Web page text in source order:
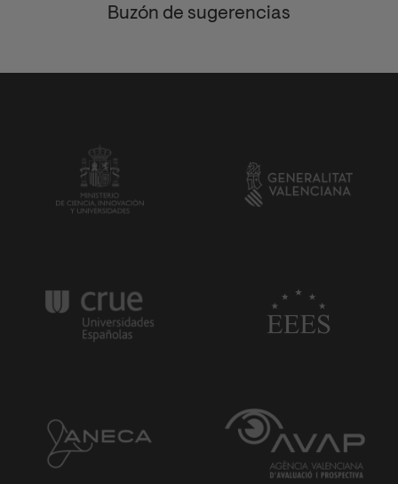
Buzón de sugerencias